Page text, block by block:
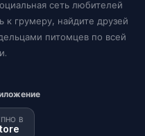
сеть любителей
грумеру, найдите друзей
питомцев по всей
В